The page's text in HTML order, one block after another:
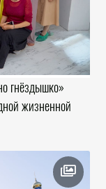
гнёздышко»
жизненной